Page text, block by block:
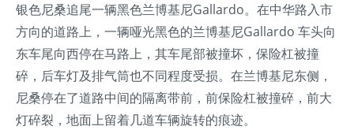
银色尼桑追尾一辆黑色兰博基尼Gallardo。在中华路入市
方向的道路上，一辆哑光黑色的兰博基尼Gallardo 车头向
东车尾向西停在马路上，其车尾部被撞坏，保险杠被撞
碎，后车灯及排气筒也不同程度受损。在兰博基尼东侧，
尼桑停在了道路中间的隔离带前，前保险杠被撞碎，前大
灯碎裂，地面上留着几道车辆旋转的痕迹。